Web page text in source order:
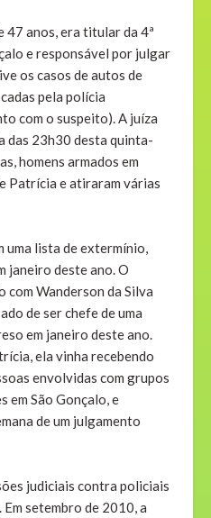
anos, era titular da 4ª
e responsável por julgar
os casos de autos de
pela polícia
com o suspeito). A juíza
23h30 desta quinta-
homens armados em
Patrícia e atiraram várias
uma lista de extermínio,
janeiro deste ano. O
Wanderson da Silva
de ser chefe de uma
em janeiro deste ano.
ela vinha recebendo
envolvidas com grupos
em São Gonçalo, e
de um julgamento
judiciais contra policiais
setembro de 2010, a